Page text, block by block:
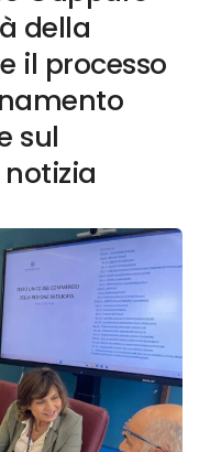
della
il processo
sul